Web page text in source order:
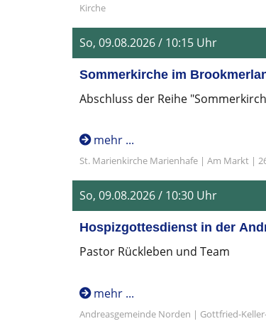
Kirche
So, 09.08.2026 / 10:15 Uhr
Sommerkirche im
Abschluss der Reihe
mehr ...
St. Marienkirche Marienhafe | Am Markt |
So, 09.08.2026 / 10:30 Uhr
Hospizgottesdienst in der
Pastor Rückleben und Team
mehr ...
Andreasgemeinde Norden | Gottfried-